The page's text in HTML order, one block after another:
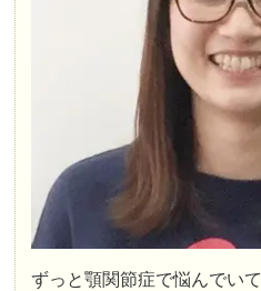
ずっと顎関節症で悩んでい